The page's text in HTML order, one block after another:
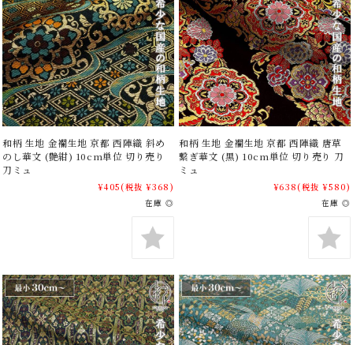
和柄 生地 金襴生地 京都 西陣織 斜め
のし華文 (艶紺) 10cm単位 切り売り
刀ミュ
¥405(税抜 ¥368)
在庫 ◎
和柄 生地 金襴生地 京都 西陣織 唐草
繋ぎ華文 (黒) 10cm単位 切り売り 刀
ミュ
¥638(税抜 ¥580)
在庫 ◎